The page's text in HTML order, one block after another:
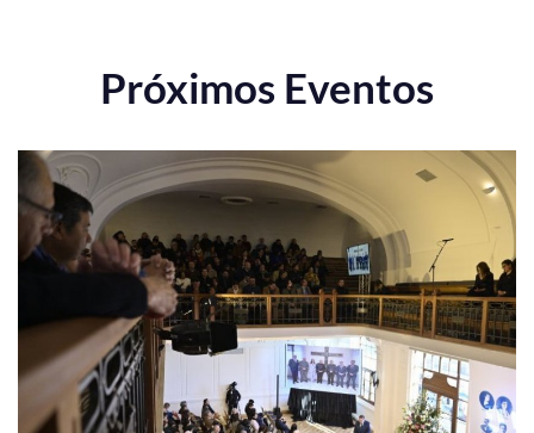
Próximos Eventos